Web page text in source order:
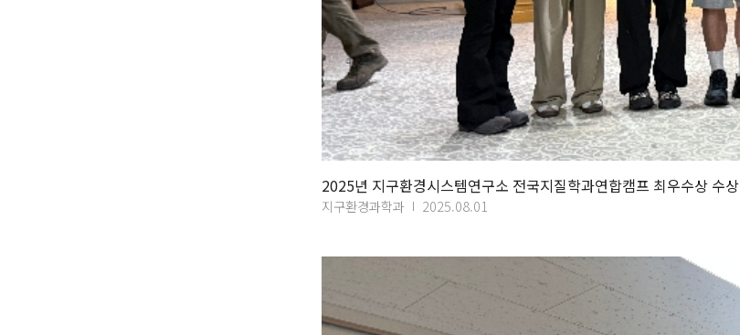
2025년 지구환경시스템연구소 전국지질학과연합캠프 최우수상 수상
지구환경과학과 2025.08.01